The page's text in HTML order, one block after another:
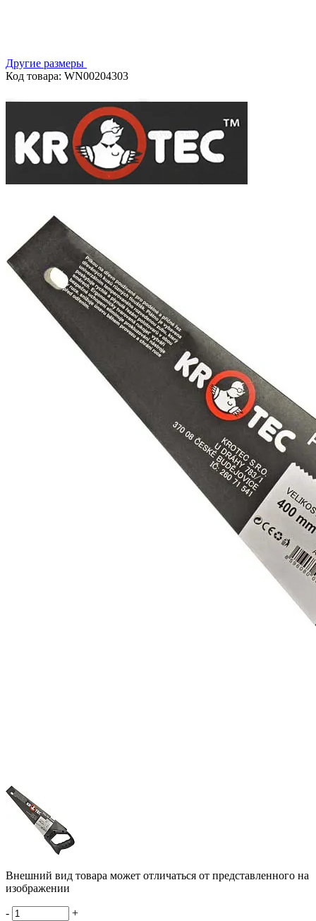
Другие размеры
Код товара: WN00204303
Внешний вид товара может отличаться от представленного на
изображении
- +